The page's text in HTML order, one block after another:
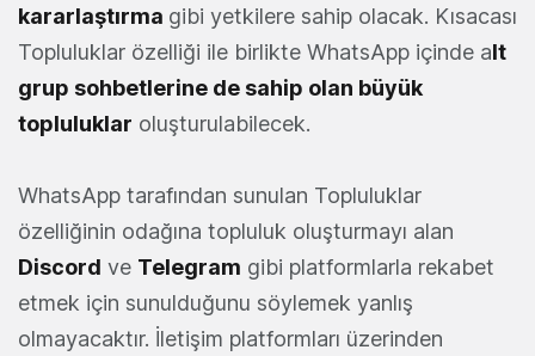
kararlaştırma gibi yetkilere sahip olacak. Kısacası
Topluluklar özelliği ile birlikte WhatsApp içinde alt
grup sohbetlerine de sahip olan büyük
topluluklar oluşturulabilecek.
WhatsApp tarafından sunulan Topluluklar
özelliğinin odağına topluluk oluşturmayı alan
Discord ve Telegram gibi platformlarla rekabet
etmek için sunulduğunu söylemek yanlış
olmayacaktır. İletişim platformları üzerinden